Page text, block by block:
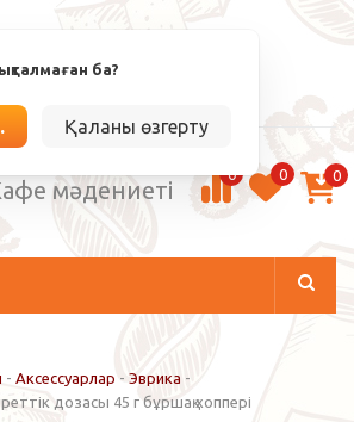
ба?
Қаланы өзгерту
мәдениеті
0 0 0
- Аксессуарлар - Эврика -
дозасы 45 г бұршақ хоппері